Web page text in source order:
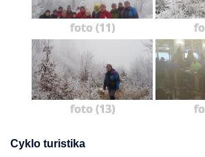
foto (11)
foto (13)
Cyklo turistika